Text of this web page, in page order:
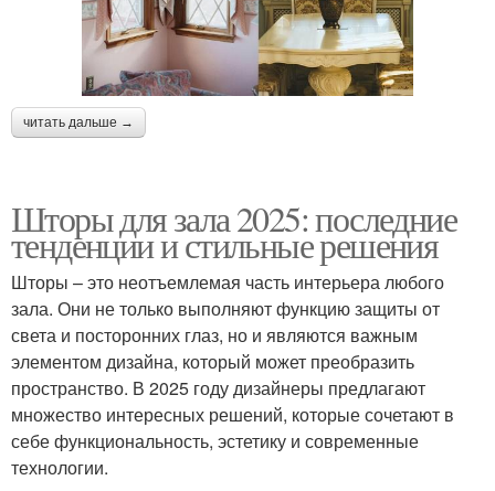
читать дальше →
Шторы для зала 2025: последние
тенденции и стильные решения
Шторы – это неотъемлемая часть интерьера любого
зала. Они не только выполняют функцию защиты от
света и посторонних глаз, но и являются важным
элементом дизайна, который может преобразить
пространство. В 2025 году дизайнеры предлагают
множество интересных решений, которые сочетают в
себе функциональность, эстетику и современные
технологии.